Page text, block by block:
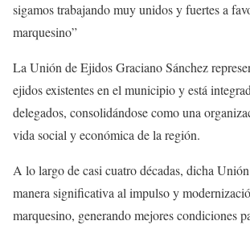
sigamos trabajando muy unidos y fuertes a
marquesino”
La Unión de Ejidos Graciano Sánchez
ejidos existentes en el municipio y está
delegados, consolidándose como una
vida social y económica de la región.
A lo largo de casi cuatro décadas, dicha
manera significativa al impulso y
marquesino, generando mejores condiciones